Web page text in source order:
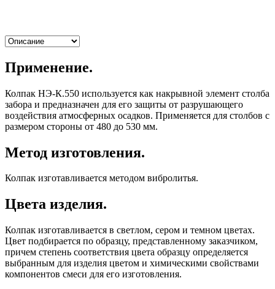
Применение.
Колпак НЭ-К.550 используется как накрывной элемент столба
забора и предназначен для его защиты от разрушающего
воздействия атмосферных осадков. Применяется для столбов с
размером стороны от 480 до 530 мм.
Метод изготовления.
Колпак изготавливается методом вибролитья.
Цвета изделия.
Колпак изготавливается в светлом, сером и темном цветах.
Цвет подбирается по образцу, представленному заказчиком,
причем степень соответствия цвета образцу определяется
выбранным для изделия цветом и химическими свойствами
компонентов смеси для его изготовления.